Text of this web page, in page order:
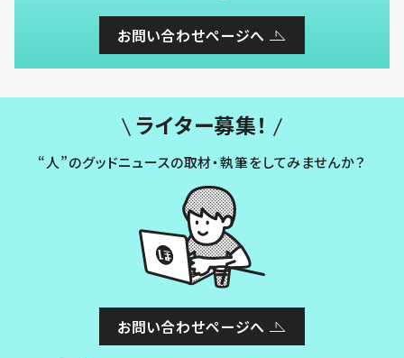
お問い合わせページへ
ライター募集！
“人”のグッドニュースの取材・執筆をしてみませんか？
お問い合わせページへ